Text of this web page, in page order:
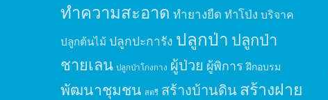
ทำความสะอาด ทำยางยืด ทำโป่ง บริจาค
ปลูกต้นไม้ ปลูกปะการัง ปลูกป่า ปลูกป่า
ชายเลน ปลูกป่าโกงกาง ผู้ป่วย ผู้พิการ ฝึกอบรม
พัฒนาชุมชน สตรี สร้างบ้านดินสร้างฝาย